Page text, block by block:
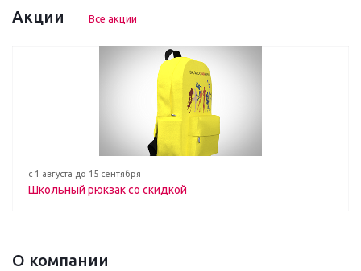
Акции Все акции
с 1 августа до 15 сентября
Школьный рюкзак со скидкой
О компании